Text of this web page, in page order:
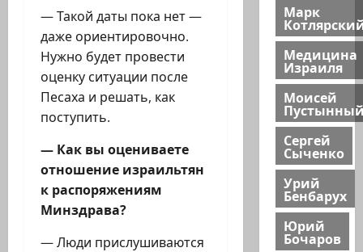
— Такой даты пока нет —
даже ориентировочно.
Нужно будет провести
оценку ситуации после
Песаха и решать, как
поступить.
— Как вы оцениваете
отношение израильтян
к распоряжениям
Минздрава?
— Люди прислушиваются
Марк
Медицина
Израиля
Моисей
Сергей
Сыченко
Урий
Бенбарух
Юрий
Бочаров